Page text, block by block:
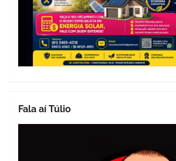
Fala aí Túlio